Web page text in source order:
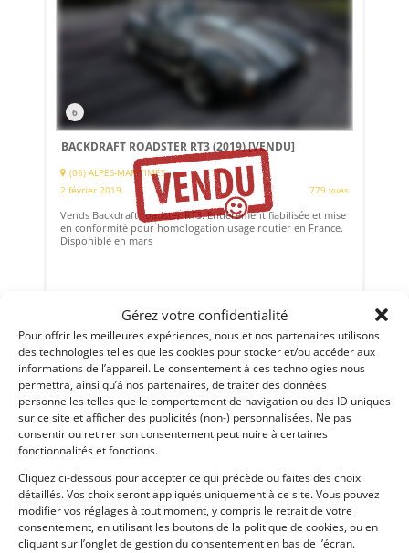
Gérez votre confidentialité
Pour offrir les meilleures expériences, nous et nos partenaires utilisons
des technologies telles que les cookies pour stocker et/ou accéder aux
informations de l’appareil. Le consentement à ces technologies nous
permettra, ainsi qu’à nos partenaires, de traiter des données
personnelles telles que le comportement de navigation ou des ID uniques
sur ce site et afficher des publicités (non-) personnalisées. Ne pas
consentir ou retirer son consentement peut nuire à certaines
fonctionnalités et fonctions.
Cliquez ci-dessous pour accepter ce qui précède ou faites des choix
détaillés. Vos choix seront appliqués uniquement à ce site. Vous pouvez
modifier vos réglages à tout moment, y compris le retrait de votre
consentement, en utilisant les boutons de la politique de cookies, ou en
cliquant sur l’onglet de gestion du consentement en bas de l’écran.
6
BACKDRAFT ROADSTER RT3 (2019)[VENDU]
(06) ALPES-MARITIMES
2 février 2019
779 vues
Vends Backdraft roadster RT3. Entièrement fiabilisée et mise
en conformité pour homologation usage routier en France.
Disponible en mars